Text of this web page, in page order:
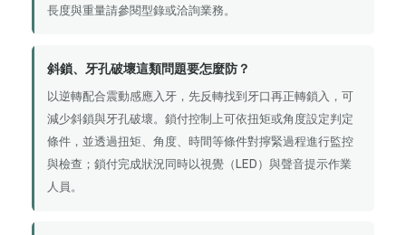
長度與重量請參閱型錄或洽詢業務。
斜鎖、牙孔破壞這類問題要怎麼防？
以逆轉配合震動感應入牙，先反轉找到牙口再正轉鎖入，可
減少斜鎖與牙孔破壞。鎖付控制上可依扭矩或角度設定判定
條件，並透過扭矩、角度、時間等條件對擰緊過程進行監控
與檢查；鎖付完成狀況同時以視覺（LED）與聲音提示作業
人員。